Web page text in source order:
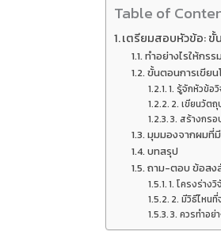
Table of
เตรียมสอบหัวข้อ: ขั้
ทำอย่างไรให้กร
ขั้นตอนการเขียน
1. รู้จักหัวข้อ
2. เขียนวัต
3. สร้างกร
มุมมองจากผมที่
บทสรุป
ถาม-ตอบ ข้อสง
1. โครงร่าง
2. มีวิธีไหนที่
3. ควรทำอย่